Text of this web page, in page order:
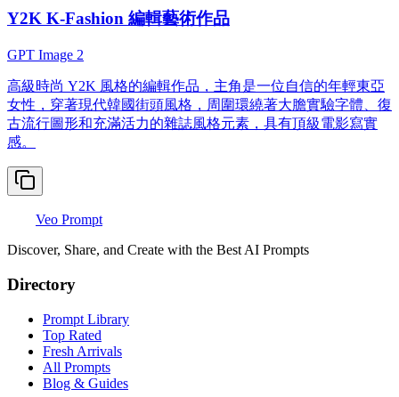
Y2K K-Fashion 編輯藝術作品
GPT Image 2
高級時尚 Y2K 風格的編輯作品，主角是一位自信的年輕東亞
女性，穿著現代韓國街頭風格，周圍環繞著大膽實驗字體、復
古流行圖形和充滿活力的雜誌風格元素，具有頂級電影寫實
感。
Veo Prompt
Discover, Share, and Create with the Best AI Prompts
Directory
Prompt Library
Top Rated
Fresh Arrivals
All Prompts
Blog & Guides